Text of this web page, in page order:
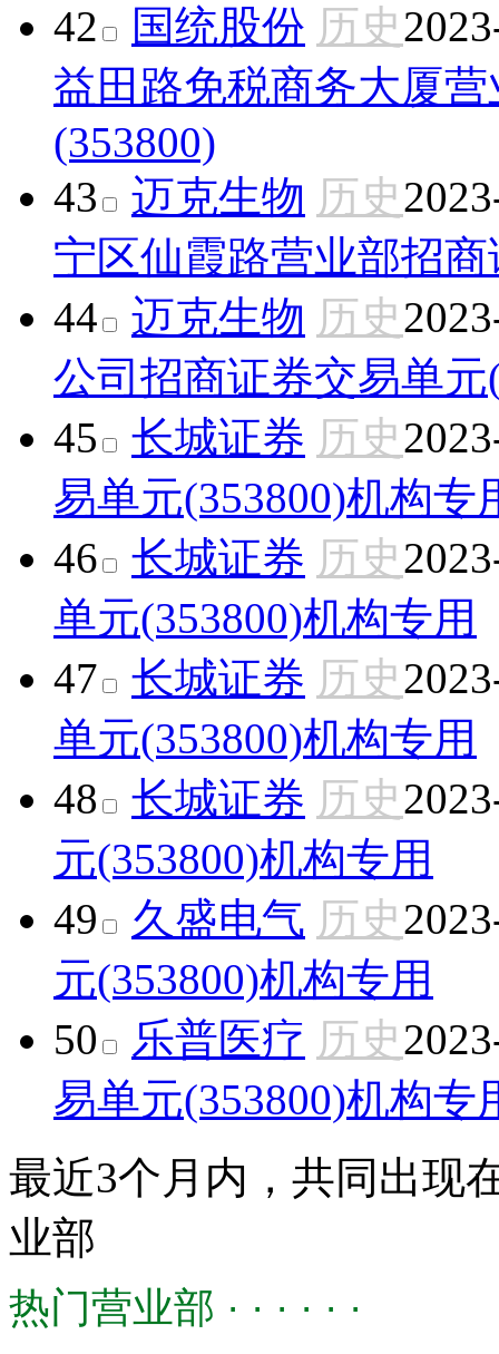
42
国统股份 历史
益田路免税商务大厦营
(353800)
43
迈克生物 历史
宁区仙霞路营业部招商
44
迈克生物 历史
公司 招商证券交易单元
45
长城证券 历史
易单元(353800)机构专
46
长城证券 历史
单元(353800)机构专用
47
长城证券 历史
单元(353800)机构专用
48
长城证券 历史
元(353800)机构专用
49
久盛电气 历史
元(353800)机构专用
50
乐普医疗 历史
易单元(353800)机构专
最近3个月内，共同出现
业部
热门营业部 · · · · · ·